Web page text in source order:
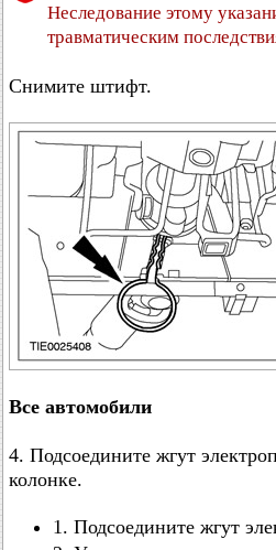
Неследование этому
травматическим
Снимите штифт.
Все автомобили
4. Подсоедините жгут
колонке.
1. Подсоедините жгут